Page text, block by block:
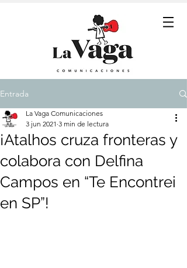
Entrada
¡Atalhos cruza fronteras y
colabora con Delfina
Campos en “Te Encontrei
en SP”!
La Vaga Comunicaciones
3 jun 2021 3 min de lectura